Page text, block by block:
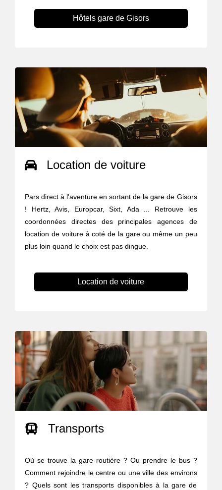
Hôtels gare de Gisors
Location de voiture
Pars direct à l'aventure en sortant de la gare de Gisors
! Hertz, Avis, Europcar, Sixt, Ada ... Retrouve les
coordonnées directes des principales agences de
location de voiture à coté de la gare ou même un peu
plus loin quand le choix est pas dingue.
Location de voiture
Transports
Où se trouve la gare routière ? Ou prendre le bus ?
Comment rejoindre le centre ou une ville des environs
? Quels sont les transports disponibles à la gare de